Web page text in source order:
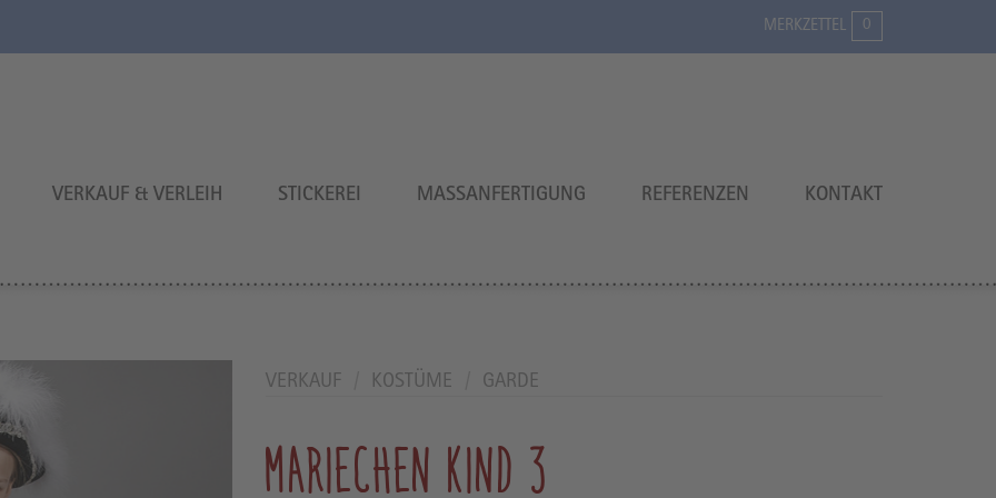
MERKZETTEL 0
VERKAUF & VERLEIH STICKEREI MASSANFERTIGUNG REFERENZEN KONTAKT
VERKAUF KOSTÜME GARDE
MARIECHEN KIND 3